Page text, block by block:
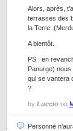
Alors, après,
terrasses des
la Terre.
A bientôt.
PS : en
Panurge)
qui se vantera
?
by Luccio on
Personne